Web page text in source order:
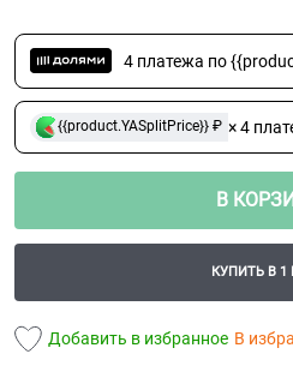
4 платежа по
{{product.YASplitPrice}} ₽ × 4
В
КУПИТЬ В 1
Добавить в избранное В